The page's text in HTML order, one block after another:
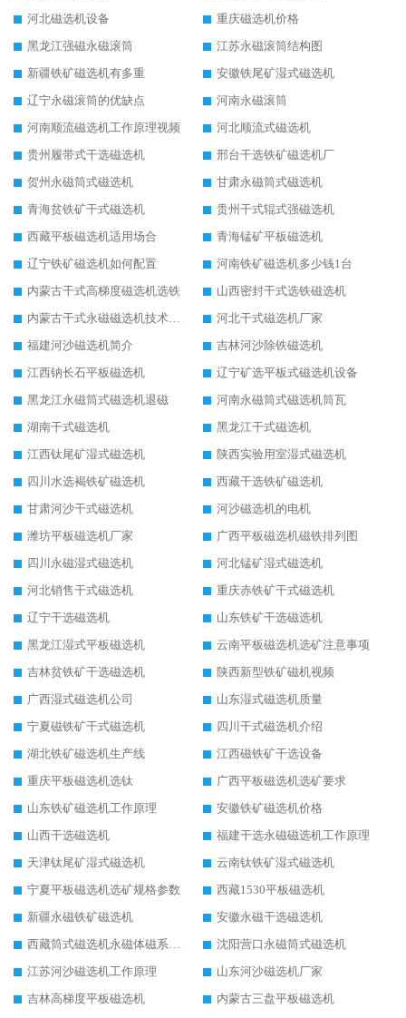
河北磁选机设备
重庆磁选机价格
黑龙江强磁永磁滚筒
江苏永磁滚筒结构图
新疆铁矿磁选机有多重
安徽铁尾矿湿式磁选机
辽宁永磁滚筒的优缺点
河南永磁滚筒
河南顺流磁选机工作原理视频
河北顺流式磁选机
贵州履带式干选磁选机
邢台干选铁矿磁选机厂
贺州永磁筒式磁选机
甘肃永磁筒式磁选机
青海贫铁矿干式磁选机
贵州干式辊式强磁选机
西藏平板磁选机适用场合
青海锰矿平板磁选机
辽宁铁矿磁选机如何配置
河南铁矿磁选机多少钱1台
内蒙古干式高梯度磁选机选铁
山西密封干式选铁磁选机
内蒙古干式永磁磁选机技术要求
河北干式磁选机厂家
福建河沙磁选机简介
吉林河沙除铁磁选机
江西钠长石平板磁选机
辽宁矿选平板式磁选机设备
黑龙江永磁筒式磁选机退磁
河南永磁筒式磁选机筒瓦
湖南干式磁选机
黑龙江干式磁选机
江西钛尾矿湿式磁选机
陕西实验用室湿式磁选机
四川水选褐铁矿磁选机
西藏干选铁矿磁选机
甘肃河沙干式磁选机
河沙磁选机的电机
潍坊平板磁选机厂家
广西平板磁选机磁铁排列图
四川永磁湿式磁选机
河北锰矿湿式磁选机
河北销售干式磁选机
重庆赤铁矿干式磁选机
辽宁干选磁选机
山东铁矿干选磁选机
黑龙江湿式平板磁选机
云南平板磁选机选矿注意事项
吉林贫铁矿干选磁选机
陕西新型铁矿磁机视频
广西湿式磁选机公司
山东湿式磁选机质量
宁夏磁铁矿干式磁选机
四川干式磁选机介绍
湖北铁矿磁选机生产线
江西磁铁矿干选设备
重庆平板磁选机选钛
广西平板磁选机选矿要求
山东铁矿磁选机工作原理
安徽铁矿磁选机价格
山西干选磁选机
福建干选永磁磁选机工作原理
天津钛尾矿湿式磁选机
云南钛铁矿湿式磁选机
宁夏平板磁选机选矿规格参数
西藏1530平板磁选机
新疆永磁铁矿磁选机
安徽永磁干选磁选机
西藏筒式磁选机永磁体磁系设计
沈阳营口永磁筒式磁选机
江苏河沙磁选机工作原理
山东河沙磁选机厂家
吉林高梯度平板磁选机
内蒙古三盘平板磁选机